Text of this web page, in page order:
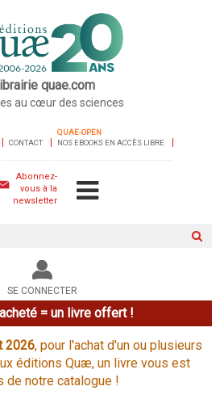
quae.com
au cœur des sciences
CONTACT
QUAE-OPEN
NOS EBOOKS EN ACCÈS LIBRE
Abonnez-
vous à la
newsletter
le
site
SE CONNECTER
= un livre offert !
2026, pour l'achat d'un ou plusieurs
éditions Quæ, un livre vous est
notre catalogue !